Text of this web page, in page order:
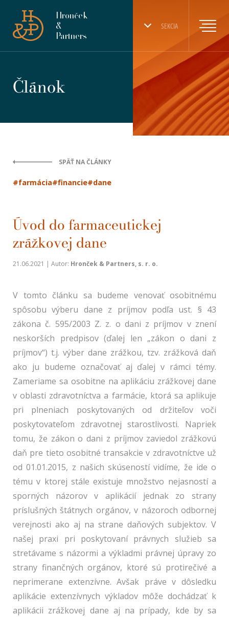
SEKCIA
Hronček
&
Partners
Článok
SPÄŤ NA ČLÁNKY
#farmácia#financie#dane
Úvod do farmaceutickej
zrážkovej dane
21.06.2021 | Autor: Hronček & Partners, s. r. o.
V tomto článku sa budeme venovať osobitnému
spôsobu výberu dane z príjmov podľa ust. § 43
zákona č. 595/2003 Z. z. o dani z príjmov v znení
neskorších predpisov (ďalej len „zákon o dani z
príjmov“) t.j. výber dane zrážkou, tzv. zrážková daň
ako ju budeme označovať aj ďalej v rámci témy.
Zameriame sa osobitne na aplikáciu zrážkovej dane
v oblasti zdravotníctva a farmácie, ktorá sa aplikuje
pri plneniach poskytovaných od držiteľov voči
poskytovateľom zdravotnej starostlivosti. Napriek
tomu, že zákon o dani z príjmov zaviedol zrážkovú
daň pre tieto osobitné transakcie v zdravotníctve už
od 01.01.2015, z našich skúseností vidíme, že ide o
tému v ktorej stále existuje množstvo nejasností a
sporných názorov v aplikácií jednak zo strany
príslušných štátnych orgánov, v názoroch odbornej
verejnosti ako aj na strane daňových subjektov. V
našej praxi pri poskytovaní právnych služieb sa
stretávame s názormi a výkladmi právnej úpravy zo
strany finančných orgánov, ktoré sú protirečivé a
neprimerane extenzívne. Avšak práve v dôsledku
aplikácie extenzívnych výkladov môže dochádzať k
aplikácii zrážkovej dane aj na prípady, kde by sa